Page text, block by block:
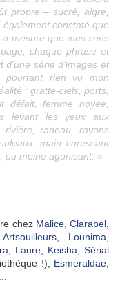
propre – sucré, aigre,
constaté que
mesure que mes sens
chaque phrase et
série d’images et
pourtant rien vu mon
: gratte-ciels, ports,
défait, femme noyée,
levant les yeux aux
rivière, radeau, rayons
main caressant
ou moine agonisant. »
chez Malice,Clarabel
Artsouilleurs, Lounima
Laure Keisha
Sérial
!), Esmeraldae